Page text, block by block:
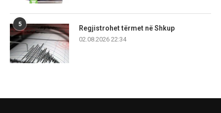
5
Regjistrohet tërmet në Shkup
02.08.2026 22:34